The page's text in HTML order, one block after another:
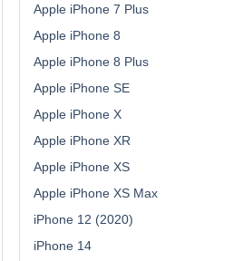
Apple iPhone 7 Plus
Apple iPhone 8
Apple iPhone 8 Plus
Apple iPhone SE
Apple iPhone X
Apple iPhone XR
Apple iPhone XS
Apple iPhone XS Max
iPhone 12 (2020)
iPhone 14